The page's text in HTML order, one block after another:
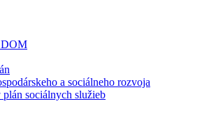
a sociálneho rozvoja
sociálnych služieb